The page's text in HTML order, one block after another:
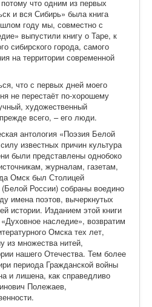
что одним из первых
и вся Сибирь» была книга
году мы, совместно с
выпустили книгу о Таре, к
сибирского города, самого
на территории современной
что с первых дней моего
не перестаёт по-хорошему
художественный
всего, – его люди.
антология «Поэзия Белой
известных причин культура
были представлены однобоко
журналам, газетам,
Омск был Столицей
(Белой России) собраны воедино
имена поэтов, вычеркнутых
истории. Изданием этой книги
наследие», возвратим
Омска тех лет,
из множества нитей,
нашего Отечества. Тем более
периода Гражданской войны
и лишена, как справедливо
Полежаев,